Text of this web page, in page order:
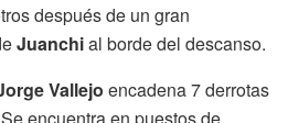
después de un gran
Juanchial borde del descanso.
Vallejo encadena 7 derrotas
encuentra en puestos de